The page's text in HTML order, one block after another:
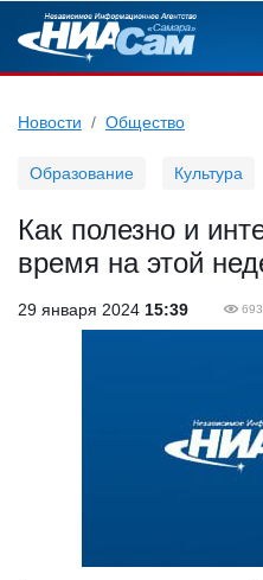
Новости Общество
Образование Культура
Как полезно и
время на этой
29 января 2024 15:39 693